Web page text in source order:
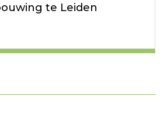
te Leiden